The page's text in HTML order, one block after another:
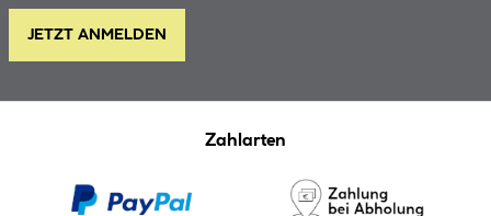
JETZT ANMELDEN
Zahlarten